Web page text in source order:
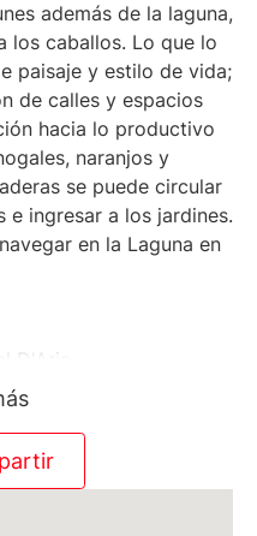
además de la laguna,
los caballos. Lo que lo
paisaje y estilo de vida;
de calles y espacios
hacia lo productivo
naranjos y
se puede circular
ingresar a los jardines.
en la Laguna en
D'Aria
- Prov. de Bs. As.